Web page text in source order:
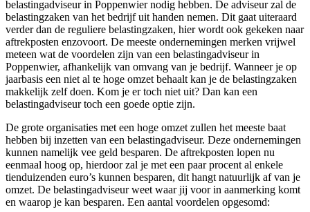
belastingadviseur in Poppenwier nodig hebben. De adviseur zal de
belastingzaken van het bedrijf uit handen nemen. Dit gaat uiteraard
verder dan de reguliere belastingzaken, hier wordt ook gekeken naar
aftrekposten enzovoort. De meeste ondernemingen merken vrijwel
meteen wat de voordelen zijn van een belastingadviseur in
Poppenwier, afhankelijk van omvang van je bedrijf. Wanneer je op
jaarbasis een niet al te hoge omzet behaalt kan je de belastingzaken
makkelijk zelf doen. Kom je er toch niet uit? Dan kan een
belastingadviseur toch een goede optie zijn.
De grote organisaties met een hoge omzet zullen het meeste baat
hebben bij inzetten van een belastingadviseur. Deze ondernemingen
kunnen namelijk vee geld besparen. De aftrekposten lopen nu
eenmaal hoog op, hierdoor zal je met een paar procent al enkele
tienduizenden euro’s kunnen besparen, dit hangt natuurlijk af van je
omzet. De belastingadviseur weet waar jij voor in aanmerking komt
en waarop je kan besparen. Een aantal voordelen opgesomd: